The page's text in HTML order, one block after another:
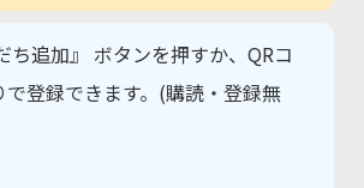
ち追加』 ボタンを押すか、QRコ
で登録できます。(購読・登録無